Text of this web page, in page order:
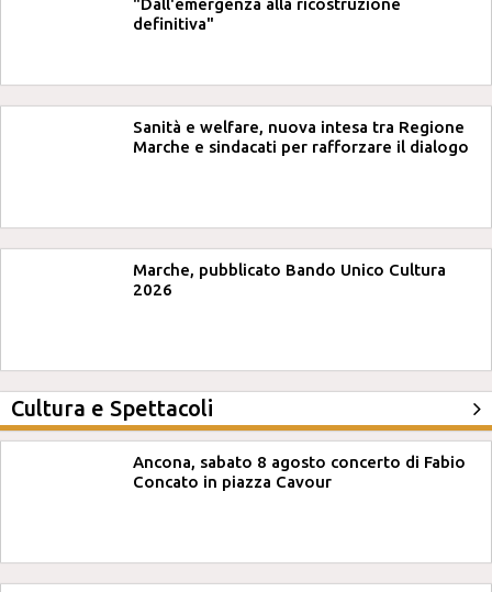
"Dall'emergenza alla ricostruzione
definitiva"
Sanità e welfare, nuova intesa tra Regione
Marche e sindacati per rafforzare il dialogo
Marche, pubblicato Bando Unico Cultura
2026
Cultura e Spettacoli
Ancona, sabato 8 agosto concerto di Fabio
Concato in piazza Cavour